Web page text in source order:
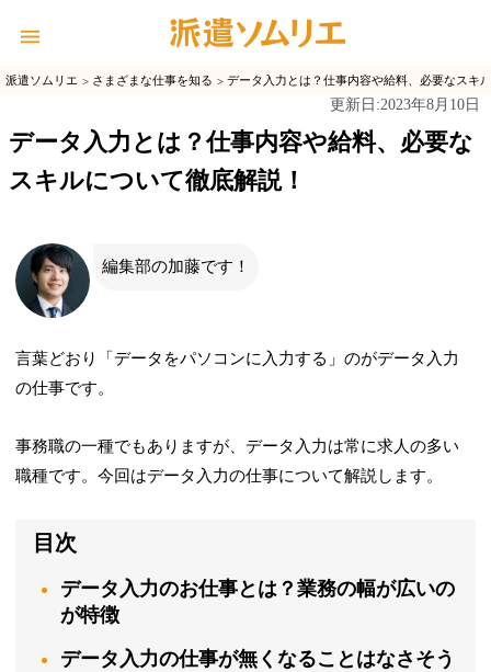
派遣ソムリエ さまざまな仕事を知る データ入力とは？仕事内容や給料、必要なスキ
更新日:2023年8月10日
データ入力とは？仕事内容や給料、必要な
スキルについて徹底解説！
編集部の加藤です！
言葉どおり「データをパソコンに入力する」のがデータ入力
の仕事です。
事務職の一種でもありますが、データ入力は常に求人の多い
職種です。今回はデータ入力の仕事について解説します。
目次
データ入力のお仕事とは？業務の幅が広いの
が特徴
データ入力の仕事が無くなることはなさそう